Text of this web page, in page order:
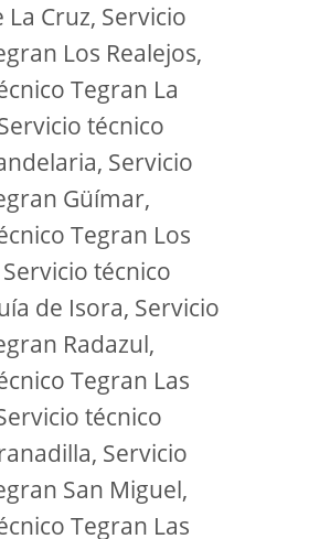
Cruz, Servicio
Los Realejos,
Tegran La
técnico
Servicio
Güímar,
Tegran Los
técnico
de Isora, Servicio
Radazul,
Tegran Las
técnico
Servicio
San Miguel,
Tegran Las